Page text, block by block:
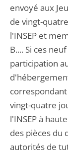
envoyé aux
de vingt-
l'INSEP et
B.... Si ces
participation
vingt-quatre
l'INSEP à
des pièces du
autorités de